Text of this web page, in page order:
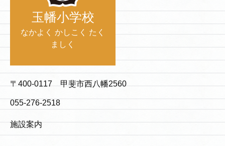
玉幡小学校
なかよく かしこく たく
ましく
〒400-0117 甲斐市西八幡2560
055-276-2518
施設案内